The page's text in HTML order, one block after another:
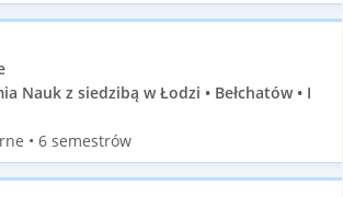
Nauk z siedzibą w Łodzi • Bełchatów • I
• 6 semestrów